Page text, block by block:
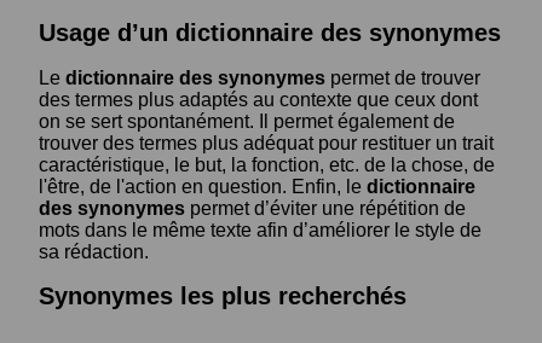
Usage d’un dictionnaire des synonymes
Le dictionnaire des synonymes permet de trouver
des termes plus adaptés au contexte que ceux dont
on se sert spontanément. Il permet également de
trouver des termes plus adéquat pour restituer un trait
caractéristique, le but, la fonction, etc. de la chose, de
l'être, de l'action en question. Enfin, le dictionnaire
des synonymes permet d’éviter une répétition de
mots dans le même texte afin d’améliorer le style de
sa rédaction.
Synonymes les plus recherchés